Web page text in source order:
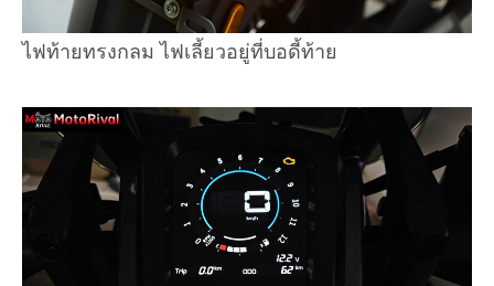
ไฟท้ายทรงกลม ไฟเลี้ยวอยู่ที่บอดี้ท้าย